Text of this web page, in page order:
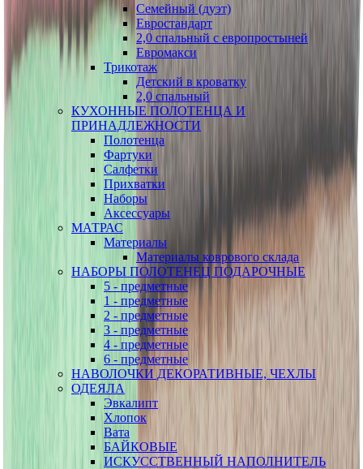
Семейный (дуэт)
Евростандарт
2,0 спальный с европростыней
Евромакси
Трикотаж
Детский в кроватку
2,0 спальный
КУХОННЫЕ ПОЛОТЕНЦА И
ПРИНАДЛЕЖНОСТИ
Полотенца
Фартуки
Салфетки
Прихватки
Наборы
Аксессуары
МАТРАС
Материалы
Материалы коврового склада
НАБОРЫ ПОЛОТЕНЕЦ ПОДАРОЧНЫЕ
5 - предметные
1 - предметные
2 - предметные
3 - предметные
4 - предметные
6 - предметные
НАВОЛОЧКИ ДЕКОРАТИВНЫЕ, ЧЕХЛЫ
ОДЕЯЛА
Эвкалипт
Хлопок
Вата
БАЙКОВЫЕ
ИСКУССТВЕННЫЙ НАПОЛНИТЕЛЬ